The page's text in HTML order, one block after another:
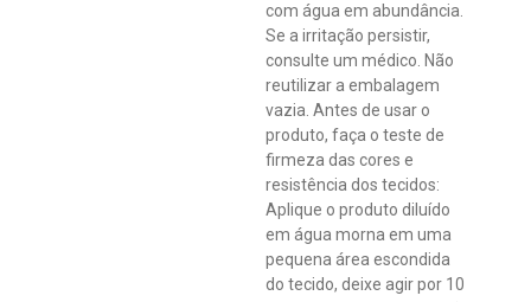
com água em abundância.
Se a irritação persistir,
consulte um médico. Não
reutilizar a embalagem
vazia. Antes de usar o
produto, faça o teste de
firmeza das cores e
resistência dos tecidos:
Aplique o produto diluído
em água morna em uma
pequena área escondida
do tecido, deixe agir por 10